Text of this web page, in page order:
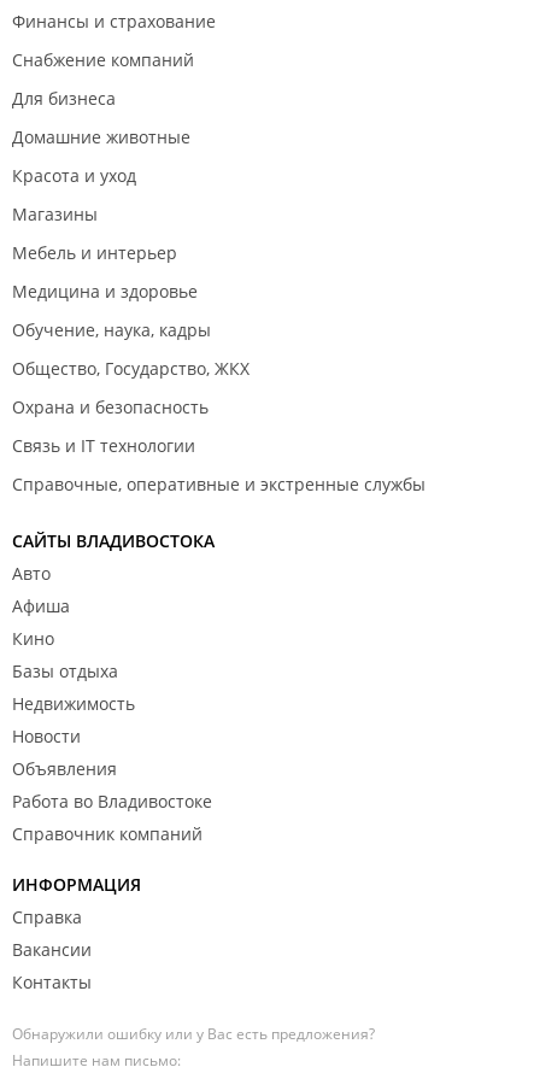
Финансы и страхование
Снабжение компаний
Для бизнеса
Домашние животные
Красота и уход
Магазины
Мебель и интерьер
Медицина и здоровье
Обучение, наука, кадры
Общество, Государство, ЖКХ
Охрана и безопасность
Связь и IT технологии
Справочные, оперативные и экстренные службы
САЙТЫ ВЛАДИВОСТОКА
Авто
Афиша
Кино
Базы отдыха
Недвижимость
Новости
Объявления
Работа во Владивостоке
Справочник компаний
ИНФОРМАЦИЯ
Справка
Вакансии
Контакты
Обнаружили ошибку или у Вас есть предложения?
Напишите нам письмо: